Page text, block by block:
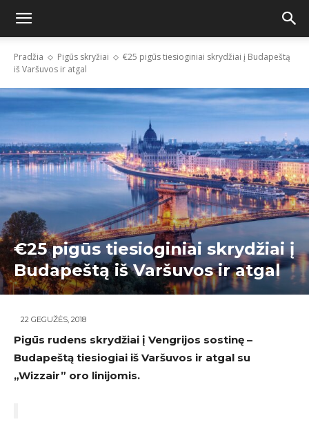
Pradžia Pigūs skryžiai
€25 pigūs tiesioginiai skrydžiai į Budapeštą
iš Varšuvos ir atgal
€25 pigūs tiesioginiai skrydžiai į
Budapeštą iš Varšuvos ir atgal
22 GEGUŽĖS, 2018
Pigūs rudens skrydžiai į Vengrijos sostinę –
Budapeštą tiesiogiai iš Varšuvos ir atgal su
„Wizzair” oro linijomis.